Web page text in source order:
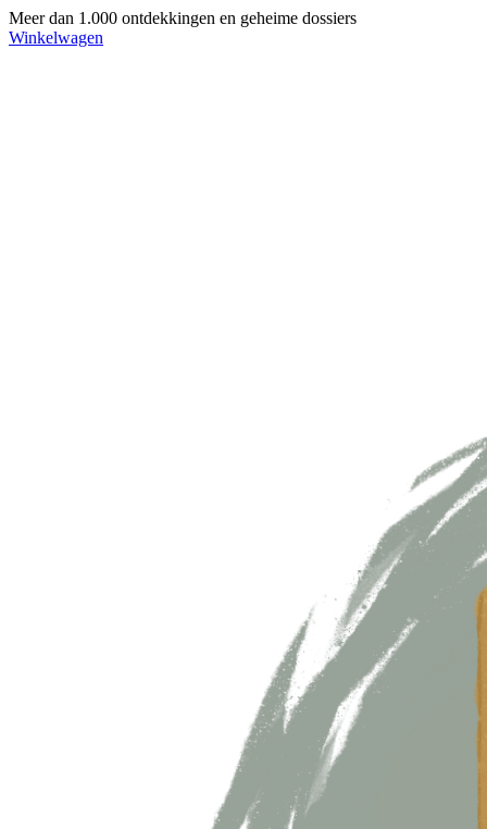
Meer dan 1.000 ontdekkingen en geheime dossiers
Winkelwagen